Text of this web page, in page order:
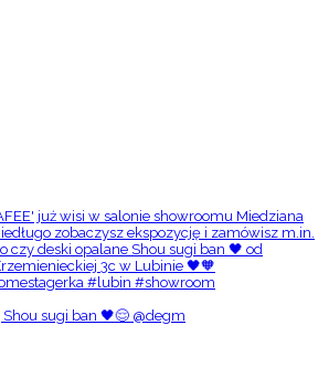
sugi ban 🖤😌 @degm